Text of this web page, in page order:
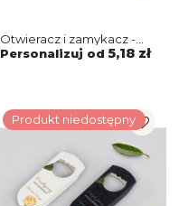
Otwieracz i zamykacz -
Soft Motyw 2
Personalizuj od 5,18 zł
Produkt niedostępny